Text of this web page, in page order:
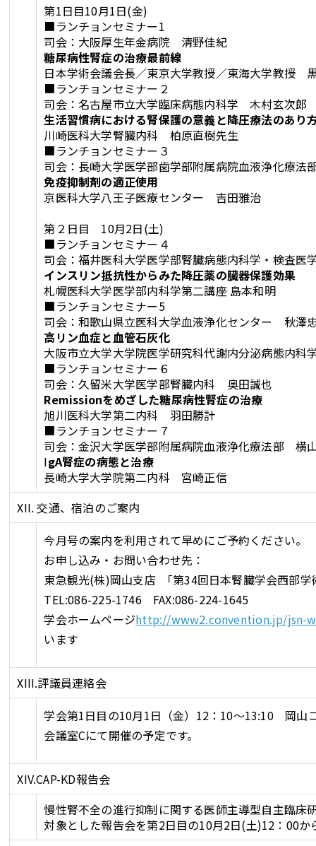
第1日目10月1日(金)
■ランチョンセミナー1
司会：大阪厚生年金病院 清野佳紀
糖尿病性腎症の治療最前線
日本学術会議会長／東京大学教授／東海大学教授
■ランチョンセミナー２
司会：名古屋市立大学臨床病態内科学 木村玄次郎
生活習慣病における腎保護の意義と降圧療法のあ
川崎医科大学腎臓内科 柏原直樹先生
■ランチョンセミナー３
司会：長崎大学医学部歯学部附属病院血液浄化療
免疫抑制剤の適正使用
京医科大学八王子医療センター 吉田雅治
第２日目 10月2日(土)
■ランチョンセミナー４
司会：福井医科大学医学部腎臓病態内科学・検査
インスリン抵抗性からみた降圧薬の臓器保護効果
札幌医科大学医学部内科学第二講座 島本和明
■ランチョンセミナー5
司会：和歌山県立医科大学血液浄化センター 秋澤
高リン血症と血管石灰化
大阪市立大学大学院医学研究科代謝内分泌病態内
■ランチョンセミナー６
司会：久留米大学医学部腎臓内科 奥田誠也
Remissionをめざした糖尿病性腎症の治療
旭川医科大学第二内科 羽田勝計
■ランチョンセミナー７
司会：金沢大学医学部附属病院血液浄化療法部
IgA腎症の病態と治療
長崎大学大学院第二内科 宮崎正信
XII. 交通、宿泊のご案内
今月号の案内を利用されて早めにご予約ください。
お申し込み・お問い合わせ先：
東急観光(株)岡山支店 ｢第34回日本腎臓学会西部学
TEL:086-225-1746 FAX:086-224-1645
学会ホームページhttp://www2.convention.jp/jsn-
います
XIII.評議員連絡会
学会第1日目の10月1日（金）12：10～13:10 岡
会議室Cにて開催の予定です。
XIV.CAP-KD報告会
慢性腎不全の進行抑制に関する医師主導型自主臨床
対象とした報告会を第2日目の10月2日(土)12：00か